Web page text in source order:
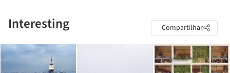
Interesting Compartilhar